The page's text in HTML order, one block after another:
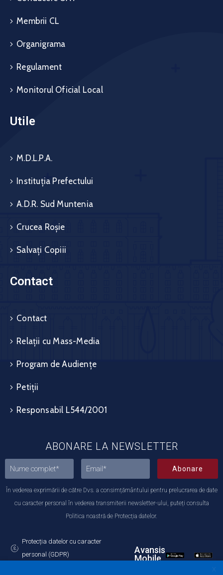
Membrii CL
Organigrama
Regulament
Monitorul Oficial Local
Utile
M.D.L.P.A.
Instituția Prefectului
A.D.R. Sud Muntenia
Crucea Roșie
Salvați Copiii
Contact
Contact
Relații cu Mass-Media
Program de Audiențe
Petiții
Responsabil L544/2001
ABONARE LA NEWSLETTER
Abonare
În vederea exprimării de către Dvs. a consimțământului pentru prelucrarea de date
cu caracter personal în vederea transmiterii newsletter-ului, puteți consulta
Politica noastră de Protecția datelor.
Protecția datelor cu caracter
personal (GDPR)
Avansis
Mobile
X